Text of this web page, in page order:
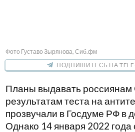
Фото Густаво Зырянова, Сиб.фм
ПОДПИШИТЕСЬ НА
Планы выдавать россиянам
результатам теста на
прозвучали в Госдуме РФ в
Однако 14 января 2022 года